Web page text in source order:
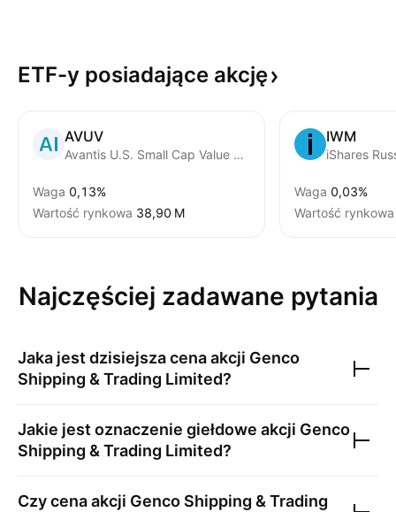
ETF-y posiadające akcję
AVUV
Avantis U.S. Small Cap Value ETF
Waga 0,13%
Wartość rynkowa ‪38,90 M‬
IWM
iShares
Waga 0,03%
Wartość rynkowa
Najczęściej zadawane pytania
Jaka jest dzisiejsza cena akcji Genco
Shipping & Trading Limited?
Jakie jest oznaczenie giełdowe akcji Genco
Shipping & Trading Limited?
Czy cena akcji Genco Shipping & Trading